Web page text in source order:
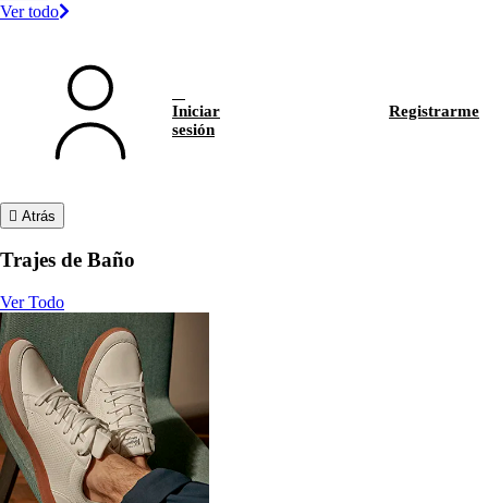
Ver todo
Iniciar
sesión
Registrarme
Atrás
Trajes de Baño
Ver Todo